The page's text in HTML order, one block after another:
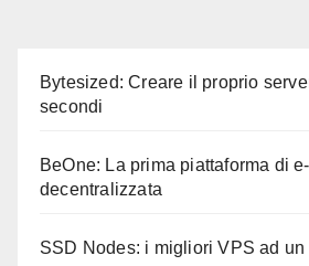
Bytesized: Creare il proprio
secondi
BeOne: La prima piattaforma di
decentralizzata
SSD Nodes: i migliori VPS ad